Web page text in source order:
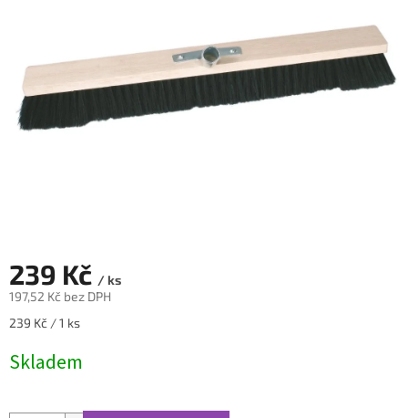
239 Kč / ks
197,52 Kč bez DPH
Měrná
239 Kč / 1 ks
Skladem